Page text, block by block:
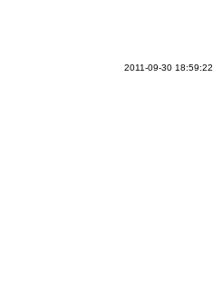
2011-09-30 18:59:22